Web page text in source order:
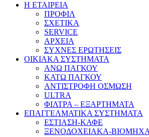
Η ΕΤΑΙΡΕΙΑ
ΠΡΟΦΙΛ
ΣΧΕΤΙΚΑ
SERVICE
ΑΡΧΕΙΑ
ΣΥΧΝΕΣ ΕΡΩΤΗΣΕΙΣ
ΟΙΚΙΑΚΑ ΣΥΣΤΗΜΑΤΑ
ΑΝΩ ΠΑΓΚΟΥ
ΚΑΤΩ ΠΑΓΚΟΥ
ΑΝΤΙΣΤΡΟΦΗ ΟΣΜΩΣΗ
ULTRA
ΦΙΛΤΡΑ – ΕΞΑΡΤΗΜΑΤΑ
ΕΠΑΓΓΕΛΜΑΤΙΚΑ ΣΥΣΤΗΜΑΤΑ
ΕΣΤΙΑΣΗ-ΚΑΦΕ
ΞΕΝΟΔΟΧΕΙΑΚΑ-